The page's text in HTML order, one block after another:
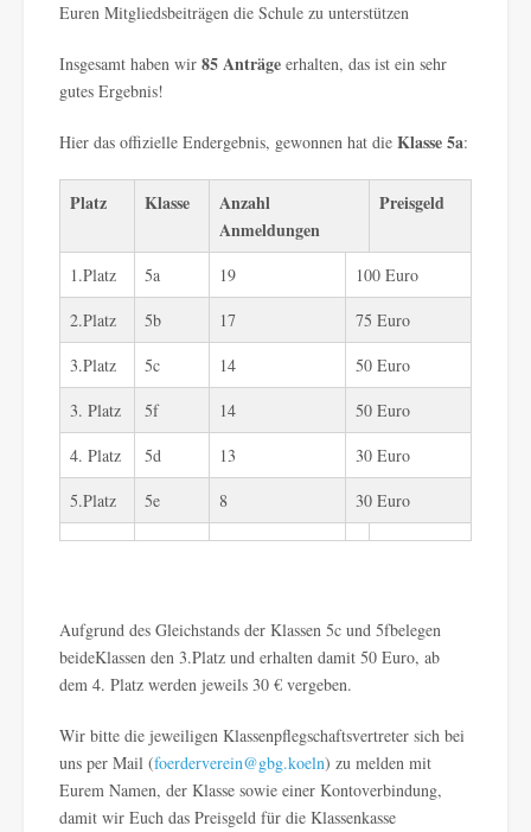
Euren Mitgliedsbeiträgen die Schule zu unterstützen
Insgesamt haben wir 85 Anträge erhalten, das ist ein sehr
gutes Ergebnis!
Hier das offizielle Endergebnis, gewonnen hat die Klasse 5a:
Platz Klasse
Anzahl
Anmeldungen
Preisgeld
1.Platz 5a 19
100 Euro
2.Platz
5b 17
75 Euro
3.Platz
5c 14
50 Euro
3. Platz
5f 14
50 Euro
4. Platz
5d 13
30 Euro
5.Platz
5e 8 30 Euro
Aufgrund des Gleichstands der Klassen 5c und 5fbelegen
beideKlassen den 3.Platz und erhalten damit 50 Euro, ab
dem 4. Platz werden jeweils 30 € vergeben.
Wir bitte die jeweiligen Klassenpflegschaftsvertreter sich bei
uns per Mail (foerderverein@gbg.koeln) zu melden mit
Eurem Namen, der Klasse sowie einer Kontoverbindung,
damit wir Euch das Preisgeld für die Klassenkasse